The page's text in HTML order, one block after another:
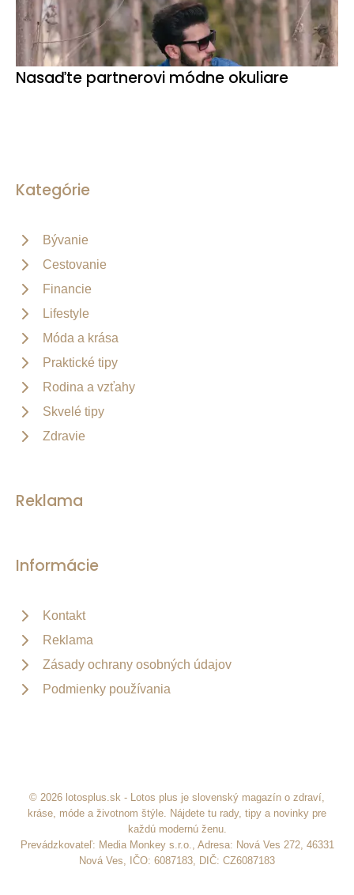
Nasaďte partnerovi módne okuliare
Kategórie
Bývanie
Cestovanie
Financie
Lifestyle
Móda a krása
Praktické tipy
Rodina a vzťahy
Skvelé tipy
Zdravie
Reklama
Informácie
Kontakt
Reklama
Zásady ochrany osobných údajov
Podmienky používania
© 2026 lotosplus.sk - Lotos plus je slovenský magazín o zdraví,
kráse, móde a životnom štýle. Nájdete tu rady, tipy a novinky pre
každú modernú ženu.
Prevádzkovateľ: Media Monkey s.r.o., Adresa: Nová Ves 272, 46331
Nová Ves, IČO: 6087183, DIČ: CZ6087183